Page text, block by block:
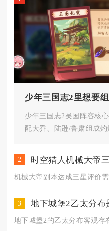
少年三国志2吴国阵容核
配大乔、陆逊/鲁肃组成灼
2
3 地下城堡2乙太分布